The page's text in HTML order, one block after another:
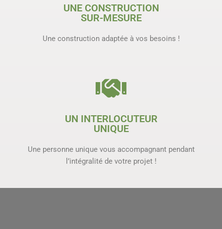
UNE CONSTRUCTION
SUR-MESURE
Une construction adaptée à vos besoins !
UN INTERLOCUTEUR
UNIQUE
Une personne unique vous accompagnant pendant
l’intégralité de votre projet !